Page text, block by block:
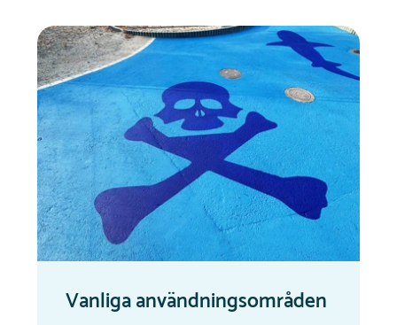
Vanliga användningsområden